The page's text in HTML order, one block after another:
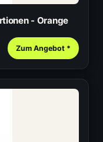
- Orange
Zum Angebot *